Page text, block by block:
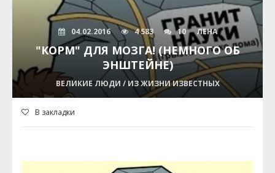
04.02.2016 4 583 10 ЛЕНА
"КОРМ" ДЛЯ МОЗГА! (НЕМНОГО ОБ
ЭНШТЕЙНЕ)
ВЕЛИКИЕ ЛЮДИ / ИЗ ЖИЗНИ ИЗВЕСТНЫХ
В закладки